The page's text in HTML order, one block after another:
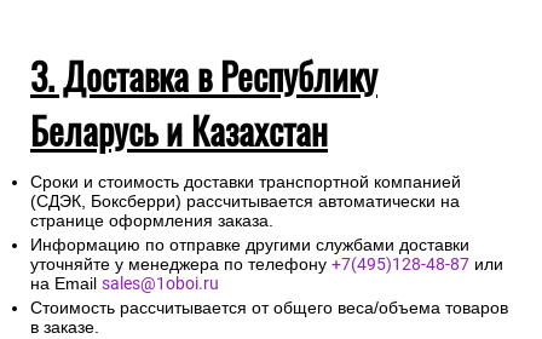
3. Доставка в Республику
Беларусь и Казахстан
Сроки и стоимость доставки транспортной компанией
(СДЭК, Боксберри) рассчитывается автоматически на
странице оформления заказа.
Информацию по отправке другими службами доставки
уточняйте у менеджера по телефону +7(495)128-48-87 или
на Email sales@1oboi.ru
Стоимость рассчитывается от общего веса/объема товаров
в заказе.